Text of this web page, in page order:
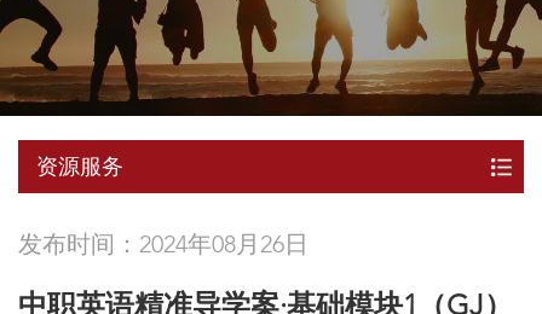
资源服务
发布时间：2024年08月26日
中职英语精准导学案·基础模块1（GJ）